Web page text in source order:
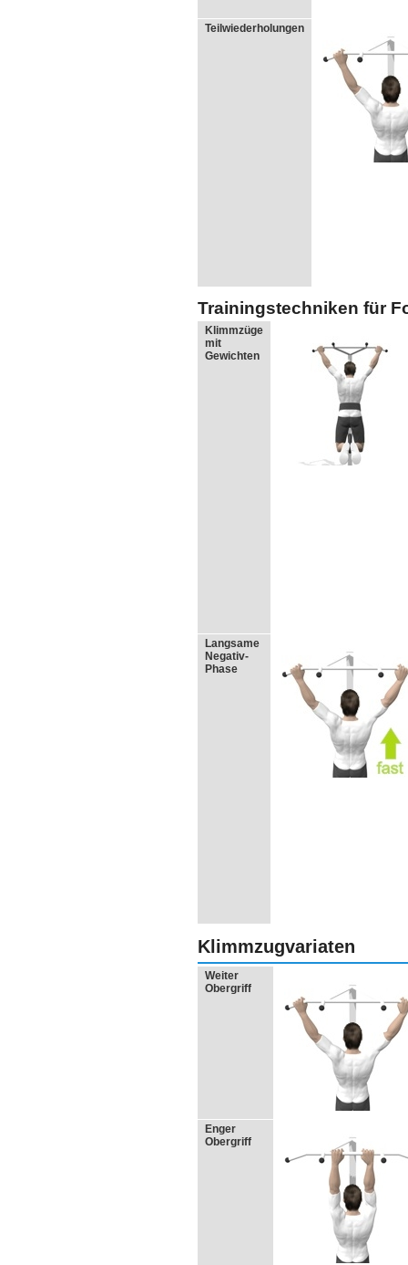
Teilwiederholungen
Trainingstechniken für
Klimmzüge
mit
Gewichten
Langsame
Negativ-
Phase
Klimmzugvariaten
Weiter
Obergriff
Enger
Obergriff